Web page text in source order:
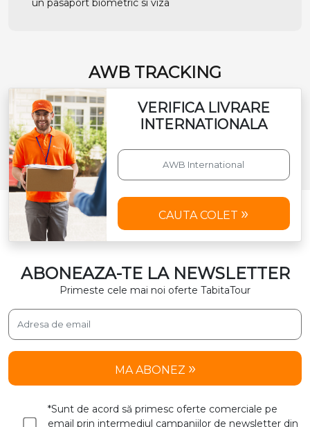
un pasaport biometric si viza
AWB TRACKING
VERIFICA LIVRARE
INTERNATIONALA
CAUTA COLET
ABONEAZA-TE LA NEWSLETTER
Primeste cele mai noi oferte TabitaTour
MA ABONEZ
*Sunt de acord să primesc oferte comerciale pe
email prin intermediul campaniilor de newsletter din